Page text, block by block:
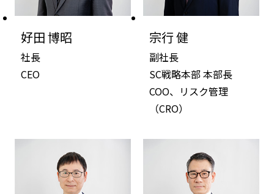
好田 博昭
社長
CEO
宗行 健
副社長
SC戦略本部 本部長
COO、リスク管理
（CRO）